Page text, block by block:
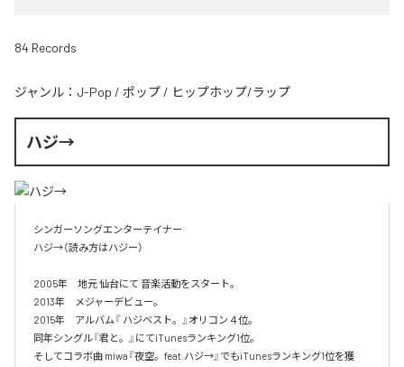
84 Records
ジャンル： J-Pop / ポップ / ヒップホップ/ラップ
ハジ→
シンガーソングエンターテイナー
ハジ→（読み方はハジー）
2005年　地元 仙台にて 音楽活動をスタート。
2013年　メジャーデビュー。
2015年　アルバム『 ハジベスト。』オリコン４位。
同年シングル『君と。』にてiTunesランキング1位。
そしてコラボ曲 miwa『夜空。feat.ハジ→』でもiTunesランキング1位を獲